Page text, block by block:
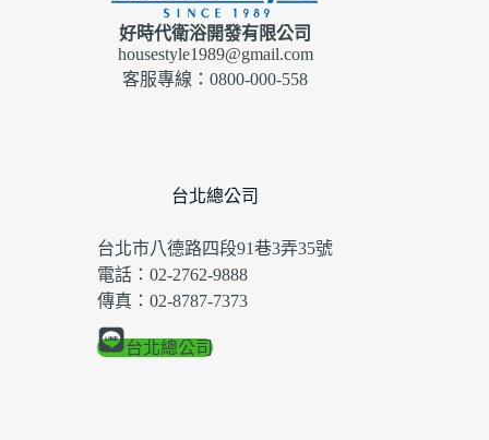
好時代衛浴開發有限公司
housestyle1989@gmail.com
客服專線：0800-000-558
台北總公司
台北市八德路四段91巷3弄35號
電話：02-2762-9888
傳真：02-8787-7373
台北總公司